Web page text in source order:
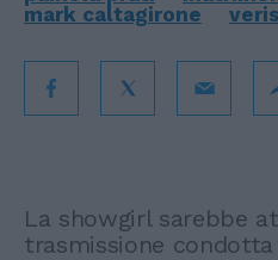
mark caltagirone
La showgirl sarebbe
trasmissione